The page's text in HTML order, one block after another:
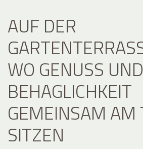
AUF DER
WO GENUSS UND
BEHAGLICHKEIT
GEMEINSAM AM
SITZEN